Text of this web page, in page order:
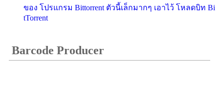
ของ โปรแกรม Bittorrent ตัวนี้เล็กมากๆ เอาไว้ โหลดบิท Bi
tTorrent
Barcode Producer